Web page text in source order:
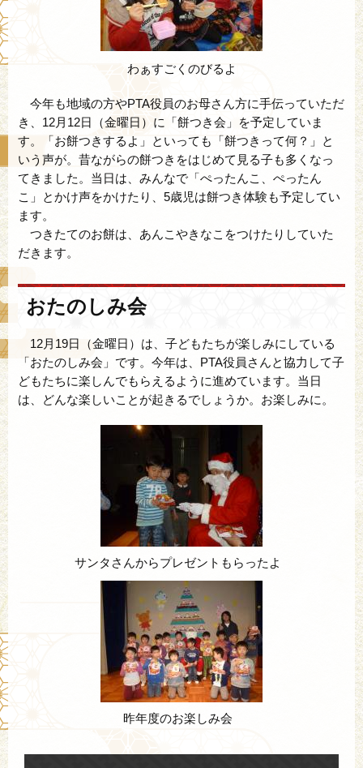
わぁすごくのびるよ
今年も地域の方やPTA役員のお母さん方に手伝っていただ
き、12月12日（金曜日）に「餅つき会」を予定していま
す。「お餅つきするよ」といっても「餅つきって何？」と
いう声が。昔ながらの餅つきをはじめて見る子も多くなっ
てきました。当日は、みんなで「ぺったんこ、ぺったん
こ」とかけ声をかけたり、5歳児は餅つき体験も予定してい
ます。
つきたてのお餅は、あんこやきなこをつけたりしていた
だきます。
おたのしみ会
12月19日（金曜日）は、子どもたちが楽しみにしている
「おたのしみ会」です。今年は、PTA役員さんと協力して子
どもたちに楽しんでもらえるように進めています。当日
は、どんな楽しいことが起きるでしょうか。お楽しみに。
サンタさんからプレゼントもらったよ
昨年度のお楽しみ会